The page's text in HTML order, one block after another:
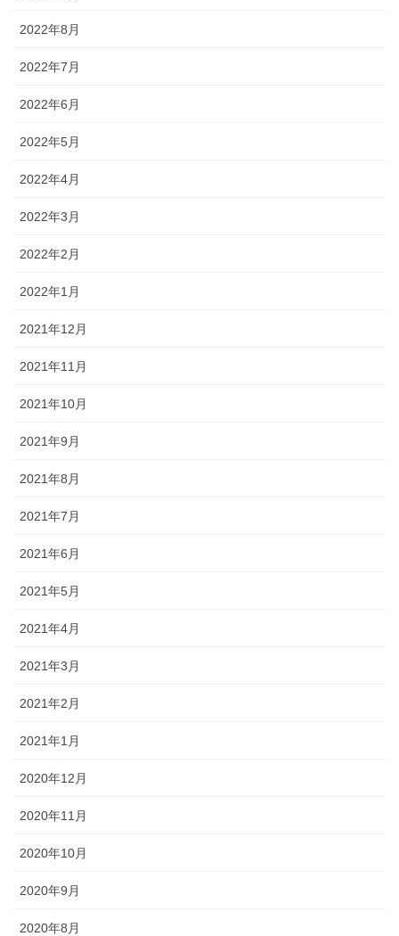
2022年8月
2022年7月
2022年6月
2022年5月
2022年4月
2022年3月
2022年2月
2022年1月
2021年12月
2021年11月
2021年10月
2021年9月
2021年8月
2021年7月
2021年6月
2021年5月
2021年4月
2021年3月
2021年2月
2021年1月
2020年12月
2020年11月
2020年10月
2020年9月
2020年8月